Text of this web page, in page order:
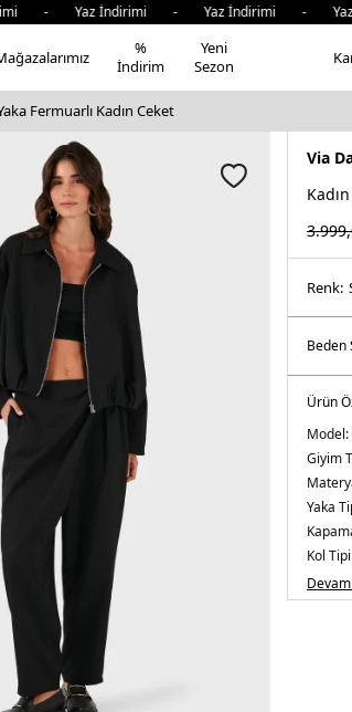
İndirimi - Yaz İndirimi -
%
İndirim
Yeni
Sezon
Fermuarlı Kadın Ceket
Via
Renk:
Ürün
Model:
Giyim
Yaka
Kol
Boy: